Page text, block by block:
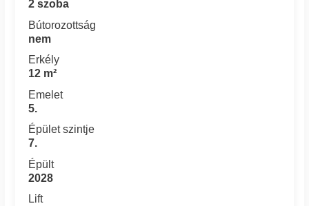
2 szoba
Bútorozottság
nem
Erkély
12 m²
Emelet
5.
Épület szintje
7.
Épült
2028
Lift